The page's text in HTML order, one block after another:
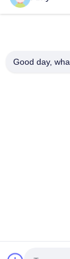
Strada
Good day,